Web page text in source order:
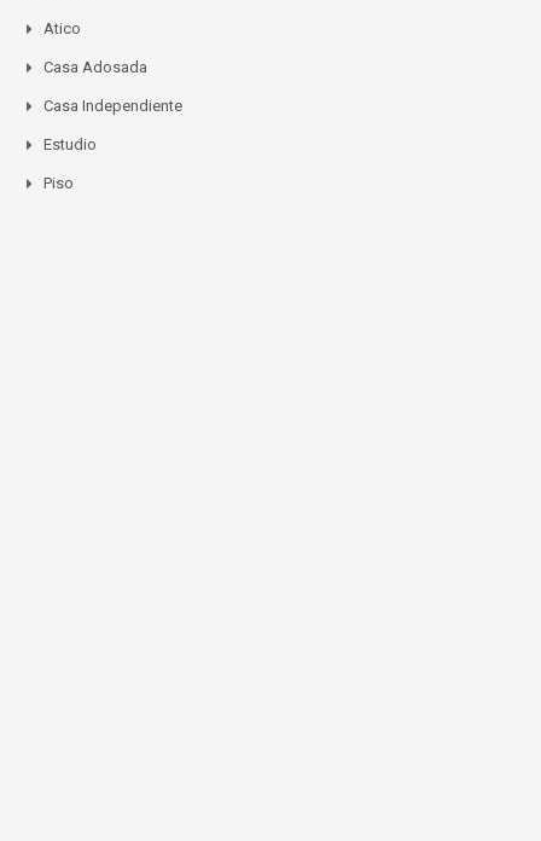
Atico
Casa Adosada
Casa Independiente
Estudio
Piso